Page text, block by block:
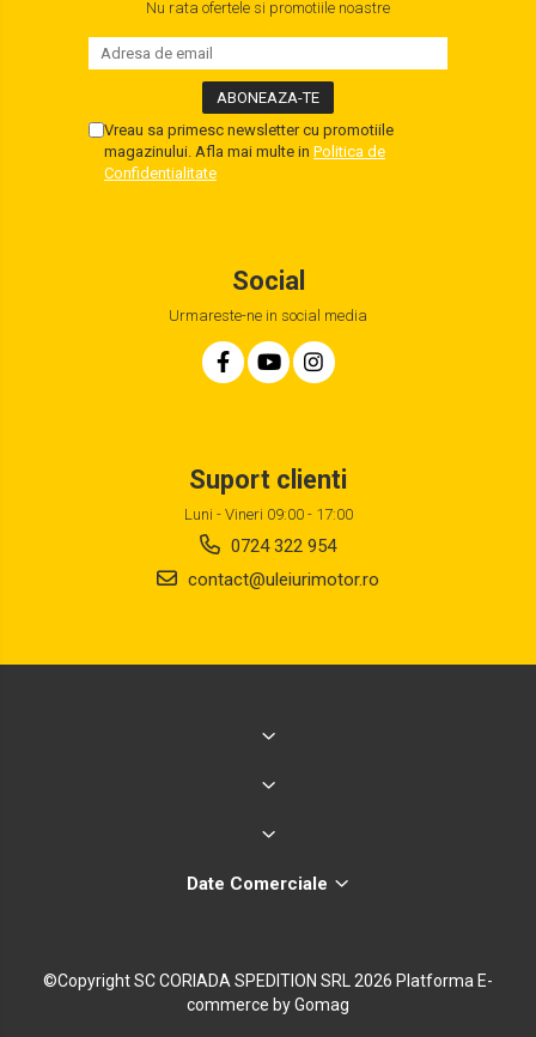
Nu rata ofertele si promotiile noastre
Vreau sa primesc newsletter cu promotiile
magazinului. Afla mai multe in Politica de
Confidentialitate
Social
Urmareste-ne in social media
Suport clienti
Luni - Vineri 09:00 - 17:00
0724 322 954
contact@uleiurimotor.ro
Date Comerciale
©Copyright SC CORIADA SPEDITION SRL 2026 Platforma E-
commerce by Gomag